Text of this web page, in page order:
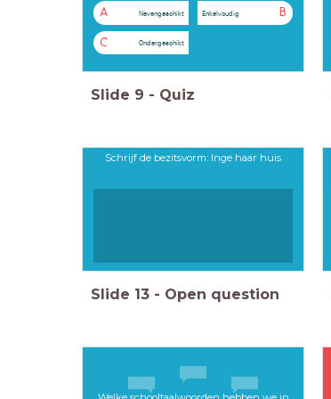
A Nevengeschikt B
Enkelvoudig
C Ondergeschikt
Slide 9 - Quiz
Schrijf de bezitsvorm: Inge haar huis
Slide 13 - Open question